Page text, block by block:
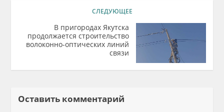
СЛЕДУЮЩЕЕ
В пригородах Якутска
продолжается строительство
волоконно-оптических линий
связи
Оставить комментарий